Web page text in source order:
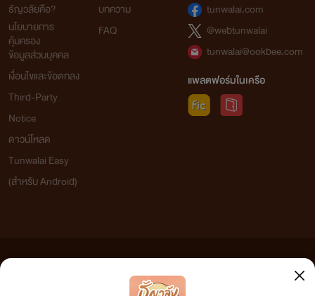
ธัญวลัยคือ?
นโยบายการ
คุ้มครอง
ข้อมูลส่วนบุคคล
เงื่อนไขและข้อตกลง
Third-Party
Notice
ดาวน์โหลด
Tunwalai Easy
(สำหรับ Android)
บทความ
FAQ
tunwalai.com
@webtunwalai
tunwalai@ookbee.com
แพลตฟอร์มในเครือ
เว็บไซต์แห่งนี้ไม่ได้เห็นด้วยและไม่ขอรับผิดชอบต่อข้อความใดๆ ทั้งสิ้น ดังนั้นผู้อ่านทุกท่านโปรดใช้